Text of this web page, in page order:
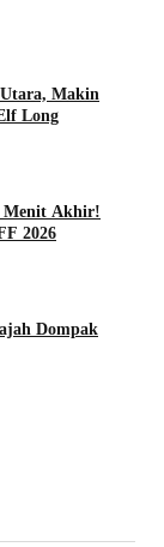
Makin
Long
Menit Akhir!
2026
Dompak